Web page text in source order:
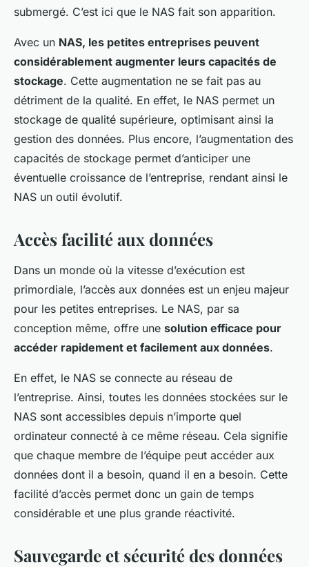
submergé. C’est ici que le NAS fait son apparition.
Avec un NAS, les petites entreprises peuvent
considérablement augmenter leurs capacités de
stockage. Cette augmentation ne se fait pas au
détriment de la qualité. En effet, le NAS permet un
stockage de qualité supérieure, optimisant ainsi la
gestion des données. Plus encore, l’augmentation des
capacités de stockage permet d’anticiper une
éventuelle croissance de l’entreprise, rendant ainsi le
NAS un outil évolutif.
Accès facilité aux données
Dans un monde où la vitesse d’exécution est
primordiale, l’accès aux données est un enjeu majeur
pour les petites entreprises. Le NAS, par sa
conception même, offre une solution efficace pour
accéder rapidement et facilement aux données.
En effet, le NAS se connecte au réseau de
l’entreprise. Ainsi, toutes les données stockées sur le
NAS sont accessibles depuis n’importe quel
ordinateur connecté à ce même réseau. Cela signifie
que chaque membre de l’équipe peut accéder aux
données dont il a besoin, quand il en a besoin. Cette
facilité d’accès permet donc un gain de temps
considérable et une plus grande réactivité.
Sauvegarde et sécurité des données